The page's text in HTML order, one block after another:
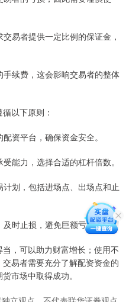
易者提供一定比例的保证金，
续费，这会影响交易者的整体
以下原则：
资平台，确保资金安全。
能力，选择合适的杠杆倍数。
划，包括进场点、出场点和止
时止损，避免巨额亏损。
，可以助力财富增长；使用不
易者需要充分了解配资资金的
市场中取得成功。